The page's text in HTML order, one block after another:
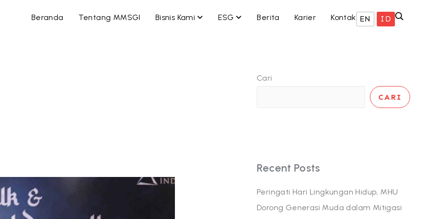
Beranda Tentang MMSGI Bisnis Kami OPEN BISNIS KAMI
ESG OPEN ESG
Berita Karier Kontak EN ID
Cari
CARI
Recent Posts
Peringati Hari Lingkungan Hidup, MHU
Dorong Generasi Muda dalam Mitigasi